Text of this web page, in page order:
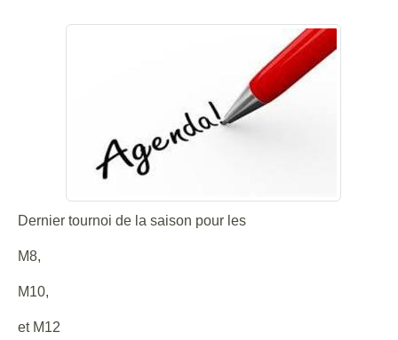
Dernier tournoi de la saison pour les
M8,
M10,
et M12